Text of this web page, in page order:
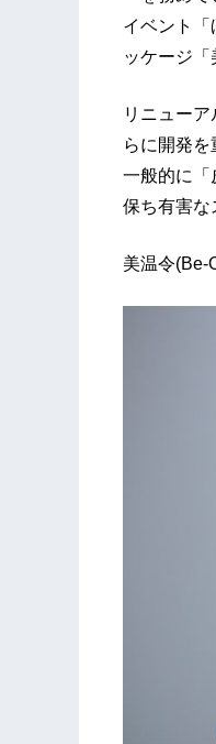
イベント
ッケージ「
リニュー
らに開発
一般的に「
保ち有害な
美温令(Be-